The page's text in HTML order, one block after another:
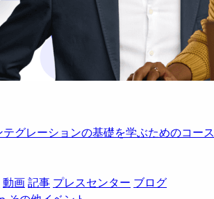
グレーションの基礎を学ぶためのコース
動画記事 プレスセンター ブログ